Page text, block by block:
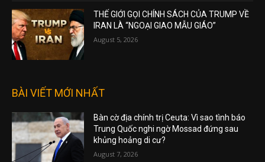
THẾ GIỚI GỌI CHÍNH SÁCH CỦA TRUMP VỀ
IRAN LÀ “NGOẠI GIAO MẪU GIÁO”
August 5, 2026
BÀI VIẾT MỚI NHẤT
Bàn cờ địa chính trị Ceuta: Vì sao tình báo
Trung Quốc nghi ngờ Mossad đứng sau
khủng hoảng di cư?
August 7, 2026